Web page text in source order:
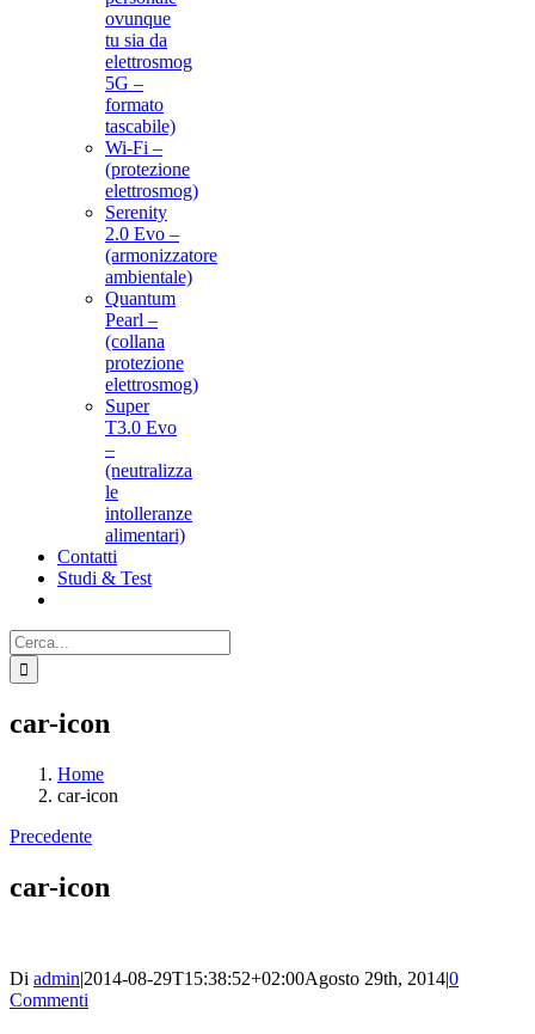
ovunque
tu sia da
elettrosmog
5G –
formato
tascabile)
Wi-Fi –
(protezione
elettrosmog)
Serenity
2.0 Evo –
(armonizzatore
ambientale)
Quantum
Pearl –
(collana
protezione
elettrosmog)
Super
T3.0 Evo
–
(neutralizza
le
intolleranze
alimentari)
Contatti
Studi & Test
Cerca
per:
car-icon
Home
car-icon
Precedente
car-icon
Di admin|2014-08-29T15:38:52+02:00Agosto 29th, 2014|0
Commenti